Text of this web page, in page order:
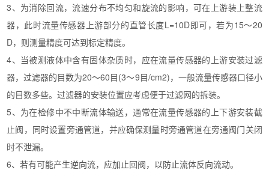
3、为消除回流，流速分布不均匀和旋流的影响，可在上游装上整流
器，此时流量传感器上游部分的直管长度L=10D即可，若为15～20
D，则测量精度可达到标定精度。
4、当被测液体中含有固体杂质时，应在流量传感器的上游安装过滤
器，过滤器的目数为20～60目(3～9目/cm2)，一般流量传感器口径小
的目数多些。过滤器的安装位置应考虑便于过滤网的拆装。
5、为在检修中不中断流体输送，通常在流量传感器的上下游安装截
止阀，同时设置旁通管道，并应确保测量时旁通管道在旁通阀门关闭
时不泄漏。
6、若有可能产生逆向流，应加止回阀，以防止流体反向流动。